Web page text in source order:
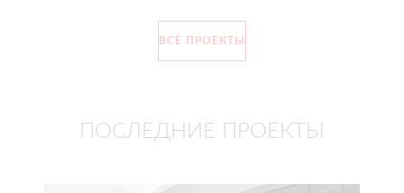
ВСЕ ПРОЕКТЫ
ПОСЛЕДНИЕ ПРОЕКТЫ